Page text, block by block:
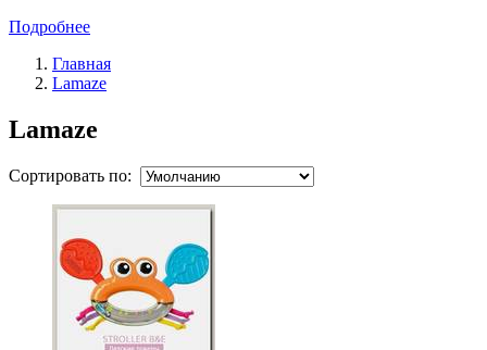
Подробнее
Главная
Lamaze
Lamaze
Сортировать по: